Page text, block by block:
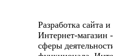
Разработка сайта
Интернет-магазин
сферы